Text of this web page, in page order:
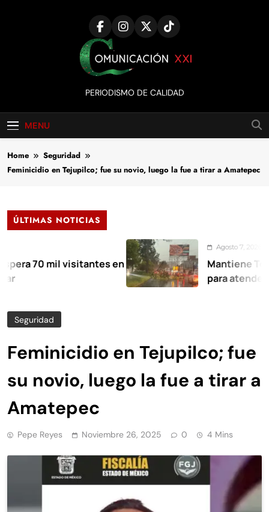
Comunicación
XXI
PERIODISMO DE CALIDAD
MENU
Home
Seguridad
Feminicidio en Tejupilco; fue su novio, luego la fue a tirar a Amatepec
ÚLTIMAS NOTICIAS
mil visitantes en
Agosto 7, 2026
Mantiene Toluca
para atender
Seguridad
Feminicidio en Tejupilco; fue
su novio, luego la fue a tirar a
Amatepec
Pepe Reyes Noviembre 26, 2025 0 4 Mins